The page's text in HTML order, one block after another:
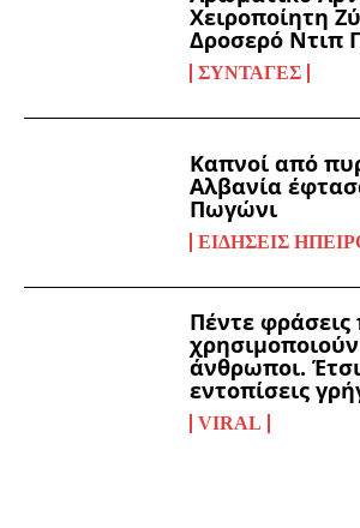
Χειροποίητη
Δροσερό Ντιπ
ΣΥΝΤΑΓΈΣ
Καπνοί από
Αλβανία
Πωγώνι
ΕΙΔΉΣΕΙΣ
Πέντε φράσεις
άνθρωποι.
εντοπίσεις
VIRAL